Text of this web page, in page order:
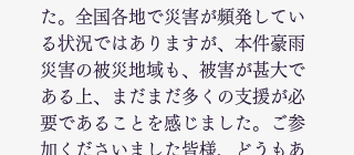
た。全国各地で災害が頻発してい
る状況ではありますが、本件豪雨
災害の被災地域も、被害が甚大で
ある上、まだまだ多くの支援が必
要であることを感じました。ご参
加くださいました皆様、どうもあ